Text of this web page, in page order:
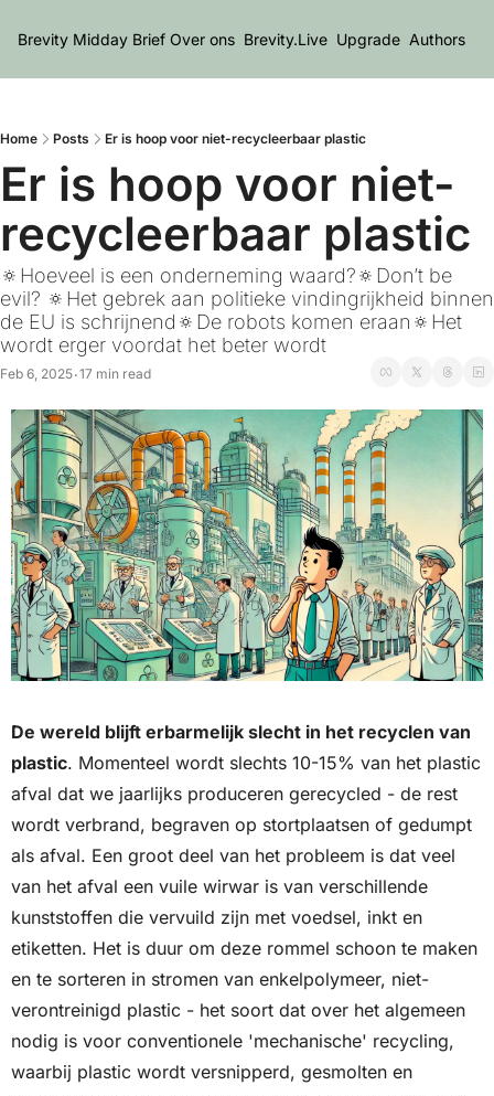
Brevity Midday Brief Over ons Brevity.Live Upgrade Authors
Home Posts Er is hoop voor niet-recycleerbaar plastic
Er is hoop voor niet-
recycleerbaar plastic
🔅Hoeveel is een onderneming waard?🔅Don’t be
evil? 🔅Het gebrek aan politieke vindingrijkheid binnen
de EU is schrijnend🔅De robots komen eraan🔅Het
wordt erger voordat het beter wordt
Feb 6, 2025•17 min read
De wereld blijft erbarmelijk slecht in het recyclen van
plastic. Momenteel wordt slechts 10-15% van het plastic
afval dat we jaarlijks produceren gerecycled - de rest
wordt verbrand, begraven op stortplaatsen of gedumpt
als afval. Een groot deel van het probleem is dat veel
van het afval een vuile wirwar is van verschillende
kunststoffen die vervuild zijn met voedsel, inkt en
etiketten. Het is duur om deze rommel schoon te maken
en te sorteren in stromen van enkelpolymeer, niet-
verontreinigd plastic - het soort dat over het algemeen
nodig is voor conventionele 'mechanische' recycling,
waarbij plastic wordt versnipperd, gesmolten en